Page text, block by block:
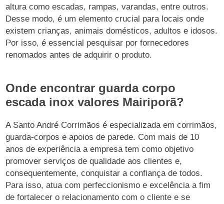
altura como escadas, rampas, varandas, entre outros.
Desse modo, é um elemento crucial para locais onde
existem crianças, animais domésticos, adultos e idosos.
Por isso, é essencial pesquisar por fornecedores
renomados antes de adquirir o produto.
Onde encontrar guarda corpo
escada inox valores Mairiporã?
A Santo André Corrimãos é especializada em corrimãos,
guarda-corpos e apoios de parede. Com mais de 10
anos de experiência a empresa tem como objetivo
promover serviços de qualidade aos clientes e,
consequentemente, conquistar a confiança de todos.
Para isso, atua com perfeccionismo e excelência a fim
de fortalecer o relacionamento com o cliente e se